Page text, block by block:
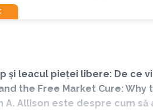
și leacul pieței libere: De
the Free Market Cure:
A. Allison este despre cum